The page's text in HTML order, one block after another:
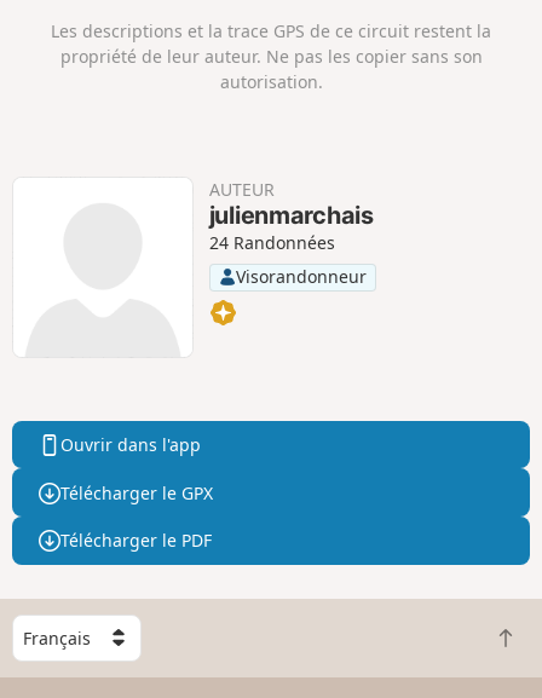
s
i
g
a
t
i
Les descriptions et la trace GPS de ce circuit restent la
propriété de leur auteur. Ne pas les copier sans son
autorisation.
AUTEUR
julienmarchais
24 Randonnées
Visorandonneur
Ouvrir dans l'app
Télécharger le GPX
Télécharger le PDF
C
h
o
R
e